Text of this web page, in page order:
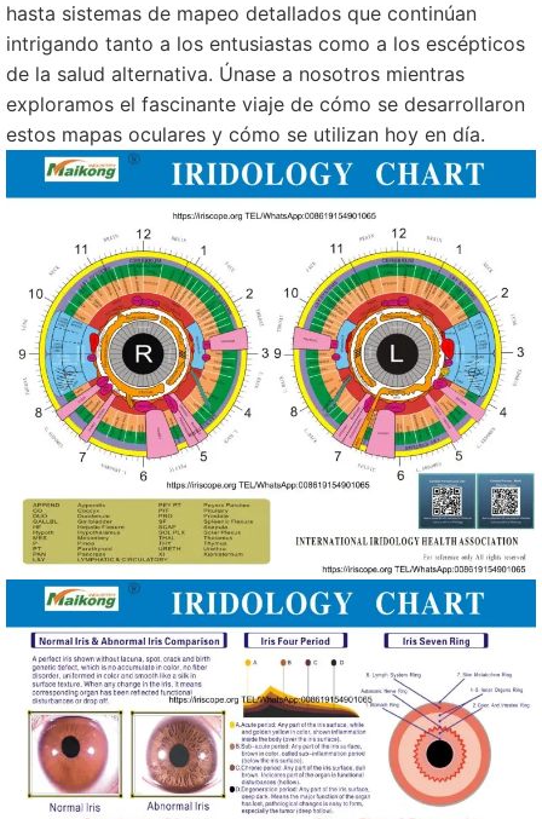
hasta sistemas de mapeo detallados que continúan
intrigando tanto a los entusiastas como a los escépticos
de la salud alternativa. Únase a nosotros mientras
exploramos el fascinante viaje de cómo se desarrollaron
estos mapas oculares y cómo se utilizan hoy en día.